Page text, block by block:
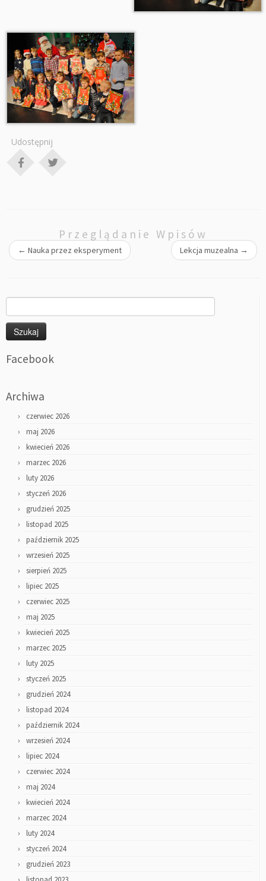
Udostępnij
Przeglądanie Wpisów
← Nauka przez eksperyment Lekcja muzealna →
Facebook
Archiwa
czerwiec 2026
maj 2026
kwiecień 2026
marzec 2026
luty 2026
styczeń 2026
grudzień 2025
listopad 2025
październik 2025
wrzesień 2025
sierpień 2025
lipiec 2025
czerwiec 2025
maj 2025
kwiecień 2025
marzec 2025
luty 2025
styczeń 2025
grudzień 2024
listopad 2024
październik 2024
wrzesień 2024
lipiec 2024
czerwiec 2024
maj 2024
kwiecień 2024
marzec 2024
luty 2024
styczeń 2024
grudzień 2023